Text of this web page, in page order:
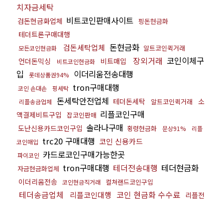
치자금세탁
검돈현금화업체 비트코인판매사이트 핑돈현금화
테더트론구매대행
모든코인현금화 검돈세탁업체 돈현금화 알트코인퀵거래
언더돈믹싱 비트코인현금화 비트매입 장외거래 코인이체구
입
롯데상품권94% 이더리움전송대행
코인 손대손 핑세탁 tron구매대행
리플송금업체 돈세탁안전업체 테더돈세탁 알트코인퀵거래
소
액결제비트구입
잡코인판매 리플코인구매
도난신용카드코인구입 솔라나구매 횡령현금화 문상91%
리플
코인매입 trc20 구매대행 코인 신용카드
파이코인 카드로코인구매가능한곳
자금현금화업체 tron구매대행 테더전송대행 테더현금화
이더리움전송 코인현금직거래 컬쳐랜드코인구입
테더송금업체 리플코인대행 코인 현금화 수수료 리플전